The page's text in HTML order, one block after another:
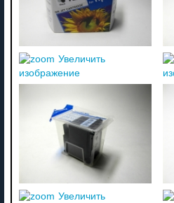
Увеличить
изображение
Увеличить